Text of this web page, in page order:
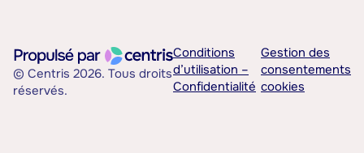
© Centris 2026. Tous droits
réservés.
Conditions
d’utilisation –
Confidentialité
Gestion des
consentements
cookies